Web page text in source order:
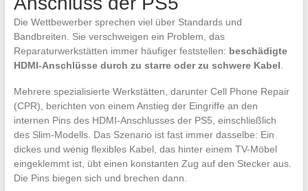
Die Wettbewerber sprechen viel über Standards und
Bandbreiten. Sie verschweigen ein Problem, das
Reparaturwerkstätten immer häufiger feststellen: beschädigte
HDMI-Anschlüsse durch zu starre oder zu schwere Kabel
Mehrere spezialisierte Werkstätten, darunter Cell Phone Repair
(CPR), berichten von einem Anstieg der Eingriffe an den
internen Pins des HDMI-Anschlusses der PS5, einschließlich
des Slim-Modells. Das Szenario ist fast immer dasselbe: Ein
dickes und wenig flexibles Kabel, das hinter einem TV-Möbel
eingeklemmt ist, übt einen konstanten Zug auf den Stecker aus.
Die Pins biegen sich und brechen dann.